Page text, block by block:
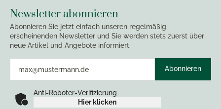
Newsletter abonnieren
Abonnieren Sie jetzt einfach unseren regelmäßig
erscheinenden Newsletter und Sie werden stets zuerst über
neue Artikel und Angebote informiert.
Abonnieren
Anti-Roboter-Verifizierung
Hier klicken